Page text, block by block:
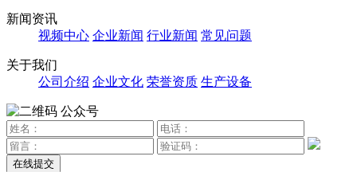
新闻资讯
视频中心 企业新闻 行业新闻 常见问题
关于我们
公司介绍 企业文化 荣誉资质 生产设备
公众号
在线提交